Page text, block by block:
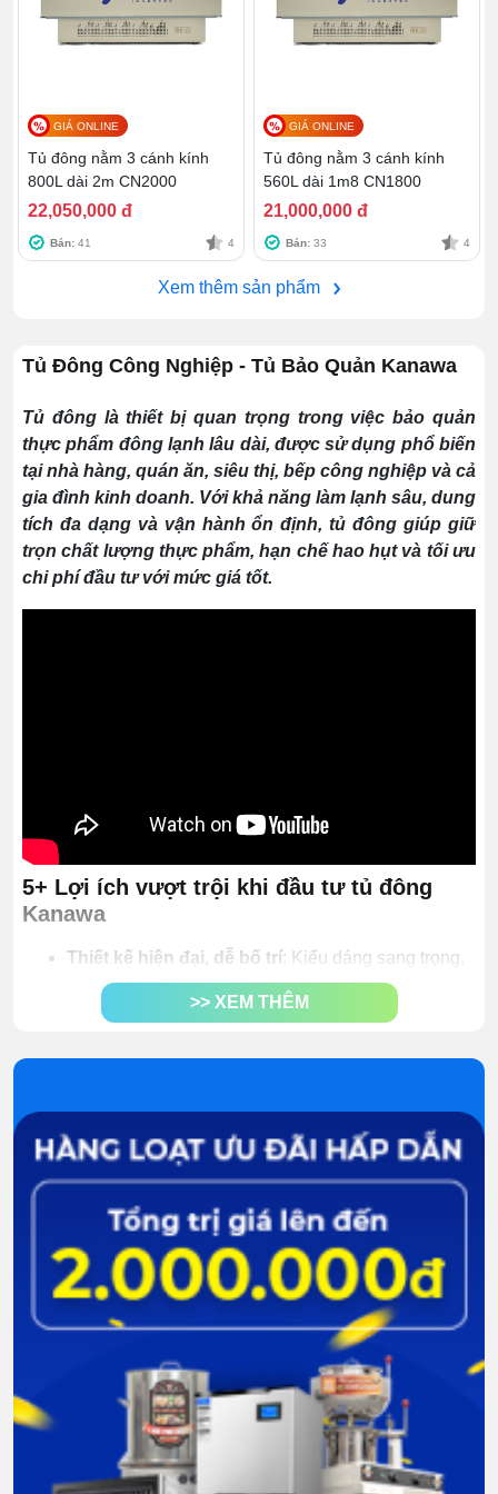
GIÁ ONLINE
Tủ đông nằm 3 cánh kính
800L dài 2m CN2000
22,050,000 đ
Bán: 41 4
GIÁ ONLINE
Tủ đông nằm 3 cánh kính
560L dài 1m8 CN1800
21,000,000 đ
Bán: 33 4
Xem thêm sản phẩm
Tủ Đông Công Nghiệp - Tủ Bảo Quản Kanawa
Tủ đông là thiết bị quan trọng trong việc bảo quản
thực phẩm đông lạnh lâu dài, được sử dụng phổ biến
tại nhà hàng, quán ăn, siêu thị, bếp công nghiệp và cả
gia đình kinh doanh. Với khả năng làm lạnh sâu, dung
tích đa dạng và vận hành ổn định, tủ đông giúp giữ
trọn chất lượng thực phẩm, hạn chế hao hụt và tối ưu
chi phí đầu tư với mức giá tốt.
5+ Lợi ích vượt trội khi đầu tư tủ đông
Kanawa
Thiết kế hiện đại, dễ bố trí: Kiểu dáng sang trọng,
màu sắc tinh tế, kích thước gọn gàng, phù hợp
nhiều không gian bếp và cửa hàng.
lạnh tiên tiến giúp tủ làm lạnh nhanh, hơi lạnh phân
Bảo quản thực phẩm lâu dài: Cấp đông nhanh,
sâu giúp thực phẩm không khô, không mất nước,
giữ trọn độ tươi và dinh dưỡng.
rộng, phân ngăn khoa học, dễ điều chỉnh nhiệt độ
cho nhiều loại thực phẩm khác nhau.
Giữ trọn hương vị, an toàn sức khỏe: Thực phẩm
được bảo quản ổn định, giữ nguyên hương vị và
giá trị dinh dưỡng trong suốt thời gian lưu trữ.
>> XEM THÊM